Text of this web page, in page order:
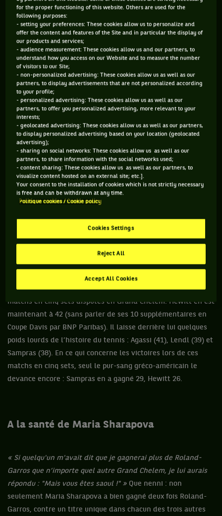
ce Wimbledon a – enfin – repris des allures de tournoi sur
gazon, où d’innombrables sets serrés basculent sur un seul
point (cf Kyrgios – Nadal, Wawrinka – Lopez…), où le moindre
set concédé d’entrée par étourderie coûte illico la manche
(Raonic – Nishikori, Djokovic – Cilic), et où la surface verte se
révèle plus favorable qu’ailleurs à l’éclosion de jeunes
pousses (avec Dimitrov, Raonic et Kyrgios en quarts, et les
deux premiers au moins en demies, c’est la première fois que
trois joueurs nés dans les années 1990 brillent
collectivement dans un même Grand Chelem). Bref, cette
année, Wimbledon s’est de nouveau mis à ressembler à
Wimbledon. Et ça fait plaisir.
Lleyton Hewitt, le 42eround
Plus rafistolé que Rocky, Lleyton Hewitt a pourtant toujours
l’œil du tigre. En bon fan de Stallone et de la saga consacrée
à l’étalon italien, l’ancien n°1 mondial va certes souvent au
tapis, mais il se relève toujours. Battu au deuxième tour par
le cogneur fou Jerzy Janowicz, l’Australien en a profité pour
s’adjuger un record dans l’ère Open : celui du nombre de
matchs en cinq sets disputés en Grand Chelem. Hewitt en est
maintenant à 42 (sans parler de ses 10 supplémentaires en
Coupe Davis par BNP Paribas). Il laisse derrière lui quelques
poids lourds de l’histoire du tennis : Agassi (41), Lendl (39) et
Sampras (38). En ce qui concerne les victoires lors de ces
matchs en cinq sets, seul le pur-sang gréco-américain le
devance encore : Sampras en a gagné 29, Hewitt 26.
A la santé de Maria Sharapova
« Si quelqu'un m'avait dit que je gagnerai plus de Roland-
Garros que n’importe quel autre Grand Chelem, je lui aurais
répondu : "Mais vous êtes saoul !" » Que nenni : non
seulement Maria Sharapova a bien gagné deux fois Roland-
Garros, contre un titre unique dans chacun des trois autres
for the proper functioning of this website. Others are used for the
following purposes:
- setting your preferences: These cookies allow us to personalize and
offer the content and features of the Site and in particular the display of
our products and services;
- audience measurement: These cookies allow us and our partners, to
understand how you access on our Website and to measure the number
of visitors to our Site;
- non-personalized advertising: These cookies allow us as well as our
partners, to display advertisements that are not personalized according
to your profile;
- personalized advertising: These cookies allow us as well as our
partners, to offer you personalized advertising, more relevant to your
interests;
- geolocated advertising: These cookies allow us as well as our partners,
to display personalized advertising based on your location (geolocated
advertising);
- sharing on social networks: These cookies allow us as well as our
partners, to share information with the social networks used;
- content sharing: These cookies allow us as well as our partners, to
visualize content hosted on an external site; etc.].
Your consent to the installation of cookies which is not strictly necessary
is free and can be withdrawn at any time.
Politique cookies / Cookie policy
Cookies Settings
Reject All
Accept All Cookies